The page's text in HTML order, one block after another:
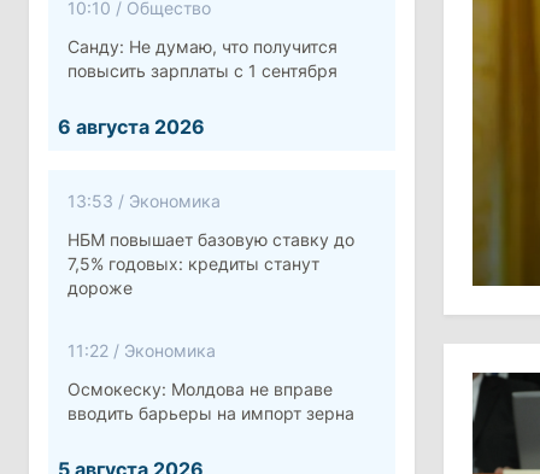
10:10 / Общество
Санду: Не думаю, что получится
повысить зарплаты с 1 сентября
6 августа 2026
13:53 / Экономика
НБМ повышает базовую ставку до
7,5% годовых: кредиты станут
дороже
11:22 / Экономика
Осмокеску: Молдова не вправе
вводить барьеры на импорт зерна
5 августа 2026